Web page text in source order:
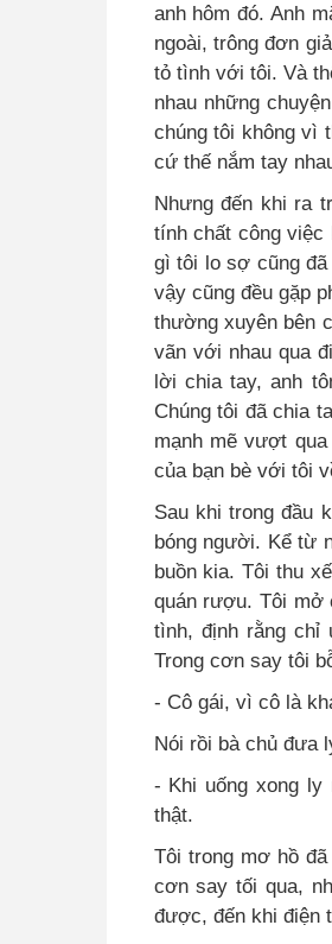
anh hôm đó. Anh
ngoài, trông đơn
tỏ tình với tôi. Và
nhau những
chúng tôi không vì
cứ thế nắm tay
Nhưng đến khi ra
tính chất công việc
gì tôi lo sợ cũng
vậy cũng đều gặp
thường xuyên bên
vãn với nhau qua
lời chia tay, anh
Chúng tôi đã chia
mạnh mẽ vượt
của bạn bè với tôi
Sau khi trong đầu
bóng người. Kể từ
buồn kia. Tôi thu
quán rượu. Tôi mở
tình, định rằng chỉ
Trong cơn say tôi
- Cô gái, vì cô là
Nói rồi bà chủ đưa
- Khi uống xong
thật.
Tôi trong mơ hồ
cơn say tối qua,
được, đến khi điện